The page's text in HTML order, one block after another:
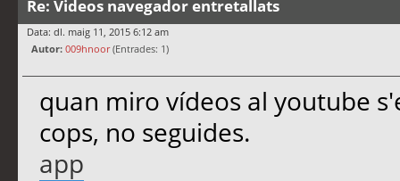
Re: Videos navegador entretallats
Data: dl. maig 11, 2015 6:12 am
Autor: 009hnoor(Entrades: 1)
quan miro vídeos al youtube
cops, no seguides.
app